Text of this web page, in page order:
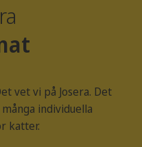
vet vi på Josera. Det
individuella
katter.